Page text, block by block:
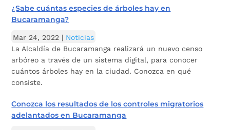
¿Sabe cuántas especies de árboles hay en
Bucaramanga?
Mar 24, 2022 | Noticias
La Alcaldía de Bucaramanga realizará un nuevo censo
arbóreo a través de un sistema digital, para conocer
cuántos árboles hay en la ciudad. Conozca en qué
consiste.
Conozca los resultados de los controles migratorios
adelantados en Bucaramanga